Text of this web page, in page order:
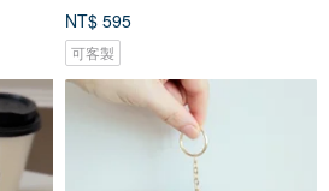
NT$ 595
可客製